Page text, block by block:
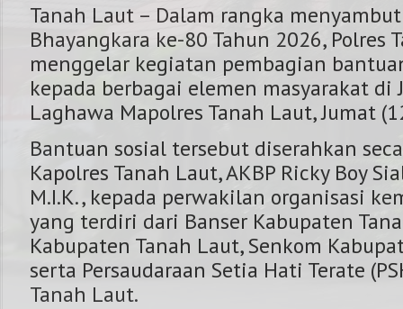
Tanah Laut – Dalam rangka
Bhayangkara ke-80 Tahun 2026, Polres
menggelar kegiatan pembagian
kepada berbagai elemen masyarakat di
Laghawa Mapolres Tanah Laut, Jumat
Bantuan sosial tersebut diserahkan
Kapolres Tanah Laut, AKBP Ricky Boy
M.I.K., kepada perwakilan organisasi
yang terdiri dari Banser Kabupaten
Kabupaten Tanah Laut, Senkom
serta Persaudaraan Setia Hati Terate
Tanah Laut.
NOMOR